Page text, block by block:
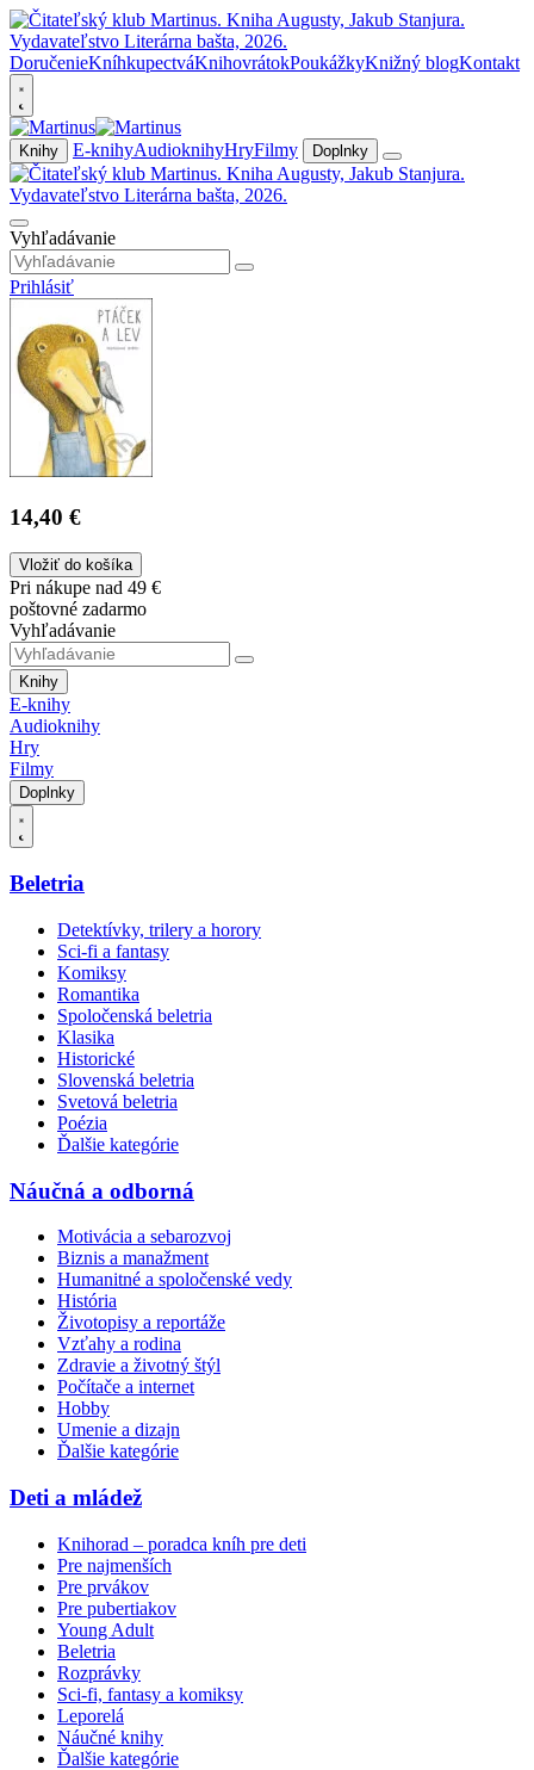
DoručenieKníhkupectváKnihovrátokPoukážkyKnižný blogKontakt
Knihy E-knihyAudioknihyHryFilmy Doplnky
Vyhľadávanie
Prihlásiť
14,40 €
Vložiť do košíka
Pri nákupe nad 49 €
poštovné zadarmo
Vyhľadávanie
Knihy
E-knihy
Audioknihy
Hry
Filmy
Doplnky
Beletria
Detektívky, trilery a horory
Sci-fi a fantasy
Komiksy
Romantika
Spoločenská beletria
Klasika
Historické
Slovenská beletria
Svetová beletria
Poézia
Ďalšie kategórie
Náučná a odborná
Motivácia a sebarozvoj
Biznis a manažment
Humanitné a spoločenské vedy
História
Životopisy a reportáže
Vzťahy a rodina
Zdravie a životný štýl
Počítače a internet
Hobby
Umenie a dizajn
Ďalšie kategórie
Deti a mládež
Knihorad – poradca kníh pre deti
Pre najmenších
Pre prvákov
Pre pubertiakov
Young Adult
Beletria
Rozprávky
Sci-fi, fantasy a komiksy
Leporelá
Náučné knihy
Ďalšie kategórie